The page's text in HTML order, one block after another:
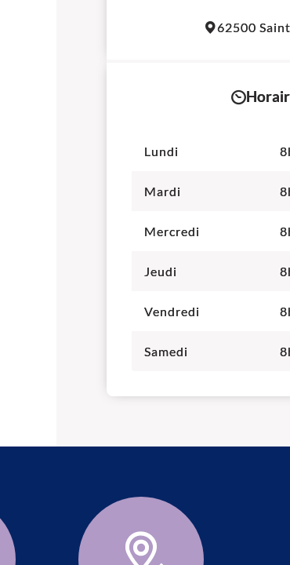
62500
Lundi
Mardi
Mercredi
Jeudi
Vendredi
Samedi